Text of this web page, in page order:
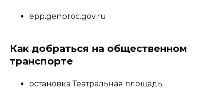
epp.genproc.gov.ru
Как добраться на общественном
транспорте
остановка Театральная площадь